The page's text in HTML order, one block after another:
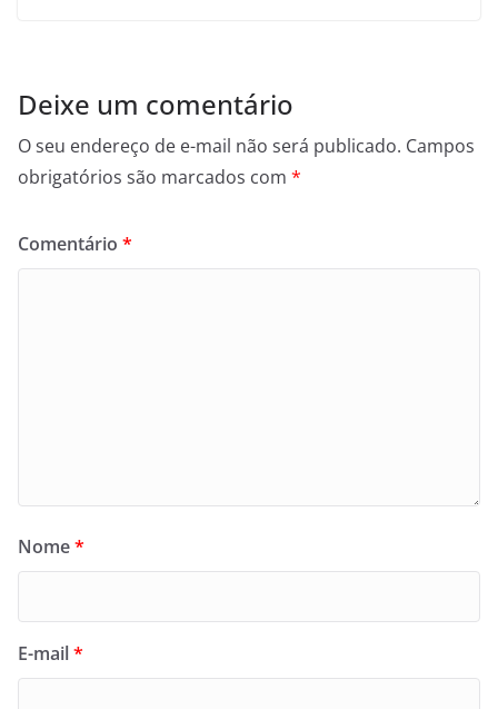
Deixe um comentário
O seu endereço de e-mail não será publicado. Campos
obrigatórios são marcados com *
Comentário *
Nome*
E-mail*